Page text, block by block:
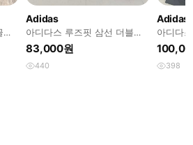
Adidas
아디다스 루즈핏 삼선 더블니
트 저지 트랙 팬츠 그레이
83,000원
440
Adidas
아디다
드 루즈
398